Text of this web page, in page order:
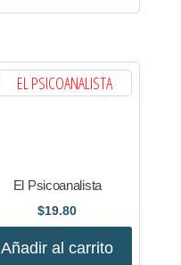
El Psicoanalista
$19.80
Añadir al carrito